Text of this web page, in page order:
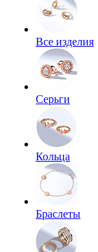
Все изделия
Серьги
Кольца
Браслеты